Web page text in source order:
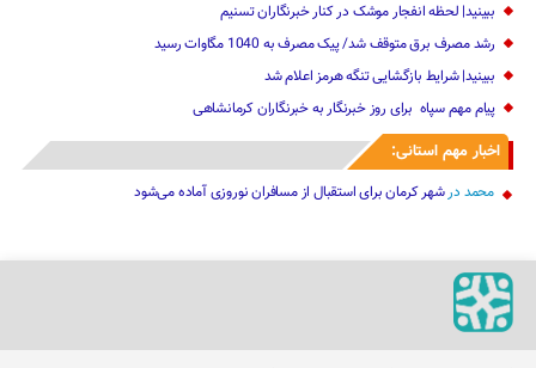
ببینید| لحظه انفجار موشک‌ در کنار خبرنگاران تسنیم
رشد مصرف برق متوقف شد/ پیک مصرف به 1040 مگاوات رسید
ببینید| شرایط بازگشایی تنگه هرمز اعلام شد
پیام مهم ‌سپاه ‌ برای روز خبرنگار ‌به خبرنگاران کرمانشاهی
اخبار مهم استانی:
محمد درشهر کرمان برای استقبال از مسافران نوروزی آماده می‌شود